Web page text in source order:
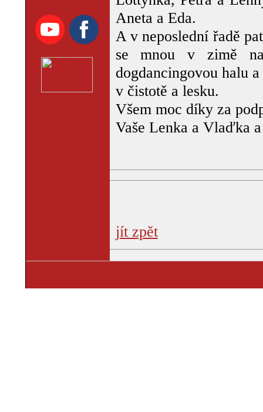
Aneta a Eda.
A v neposlední řadě
se mnou v zimě
dogdancingovou halu
v čistotě a lesku.
Všem moc díky za
Vaše Lenka a Vlaďka
jít zpět